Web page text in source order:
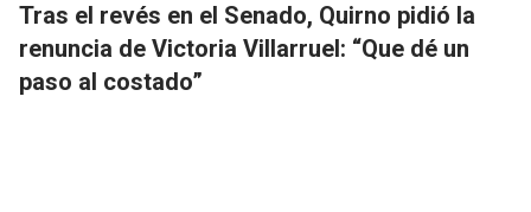
Tras el revés en el Senado, Quirno pidió la
renuncia de Victoria Villarruel: “Que dé un
paso al costado”